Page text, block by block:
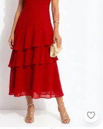
Vestido (Verde